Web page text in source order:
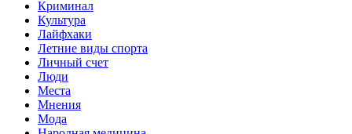
Криминал
Культура
Лайфхаки
Летние виды спорта
Личный счет
Люди
Места
Мнения
Мода